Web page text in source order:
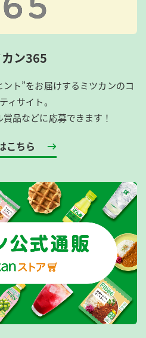
ン365
ト”をお届けするミツカンのコ
ィサイト。
品などに応募できます！
こちら